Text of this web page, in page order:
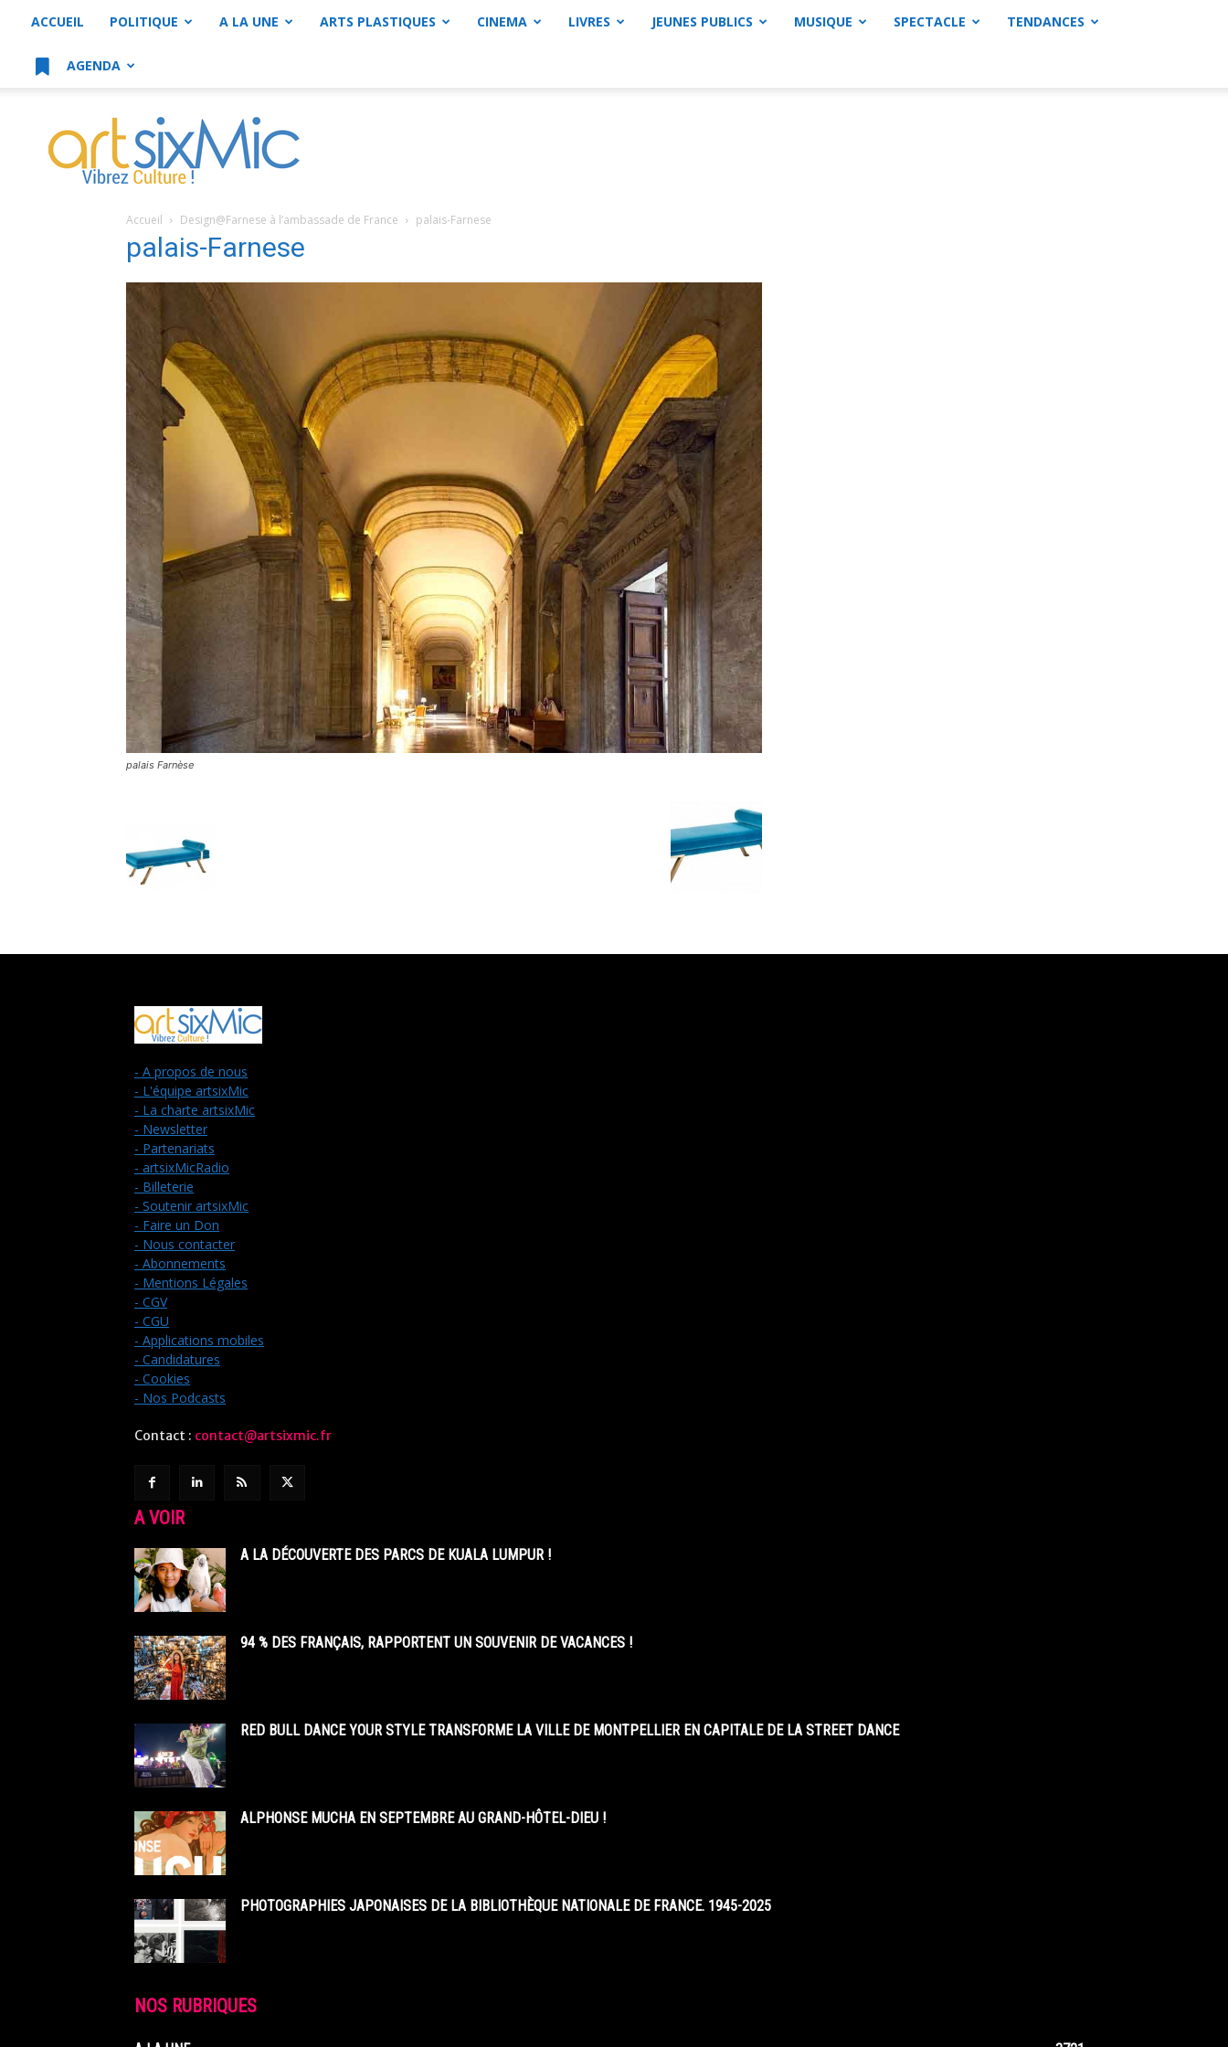
ACCUEIL POLITIQUE A LA UNE ARTS PLASTIQUES CINEMA LIVRES JEUNES PUBLICS MUSIQUE SPECTACLE TENDANCES
AGENDA
artsixMic
Accueil Design@Farnese à l’ambassade de France palais-Farnese
palais-Farnese
palais Farnèse
- A propos de nous
- L'équipe artsixMic
- La charte artsixMic
- Newsletter
- Partenariats
- artsixMicRadio
- Billeterie
- Soutenir artsixMic
- Faire un Don
- Nous contacter
- Abonnements
- Mentions Légales
- CGV
- CGU
- Applications mobiles
- Candidatures
- Cookies
- Nos Podcasts
Contact : contact@artsixmic.fr
A VOIR
A LA DÉCOUVERTE DES PARCS DE KUALA LUMPUR !
94 % DES FRANÇAIS, RAPPORTENT UN SOUVENIR DE VACANCES !
RED BULL DANCE YOUR STYLE TRANSFORME LA VILLE DE MONTPELLIER EN CAPITALE DE LA STREET DANCE
ALPHONSE MUCHA EN SEPTEMBRE AU GRAND-HÔTEL-DIEU !
PHOTOGRAPHIES JAPONAISES DE LA BIBLIOTHÈQUE NATIONALE DE FRANCE. 1945-2025
NOS RUBRIQUES